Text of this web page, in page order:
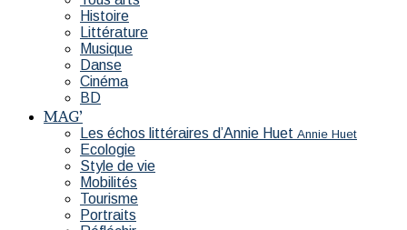
Histoire
Littérature
Musique
Danse
Cinéma
BD
MAG’
Les échos littéraires d’Annie Huet Annie Huet
Ecologie
Style de vie
Mobilités
Tourisme
Portraits